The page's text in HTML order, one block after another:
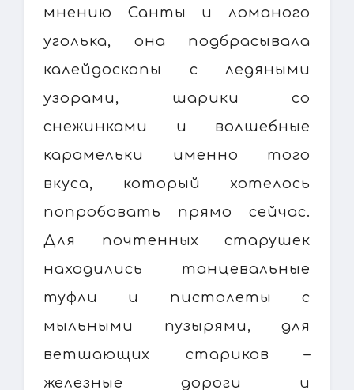
мнению Санты и ломаного
уголька, она подбрасывала
калейдоскопы с ледяными
узорами, шарики со
снежинками и волшебные
карамельки именно того
вкуса, который хотелось
попробовать прямо сейчас.
Для почтенных старушек
находились танцевальные
туфли и пистолеты с
мыльными пузырями, для
ветшающих стариков –
железные дороги и